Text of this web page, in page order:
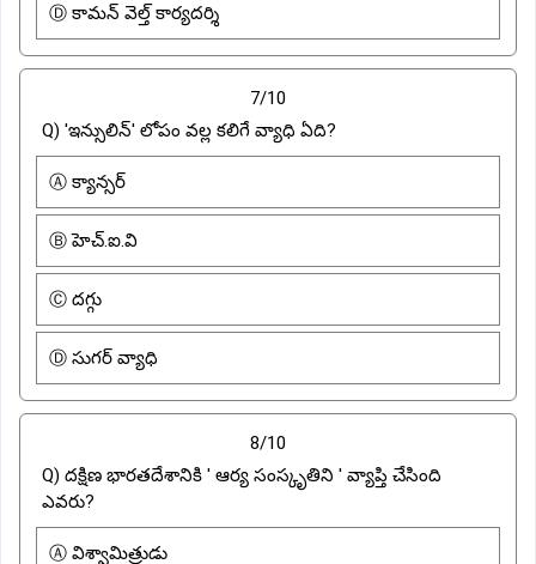
Ⓓ కామన్ వెల్త్ కార్యదర్శి
7/10
Q) 'ఇన్సులిన్' లోపం వల్ల కలిగే వ్యాధి ఏది?
Ⓐ క్యాన్సర్
Ⓑ హెచ్.ఐ.వి
Ⓒ దగ్గు
Ⓓ సుగర్ వ్యాధి
8/10
Q) దక్షిణ భారతదేశానికి ' ఆర్య సంస్కృతిని ' వ్యాప్తి చేసింది
ఎవరు?
Ⓐ విశ్వామిత్రుడు